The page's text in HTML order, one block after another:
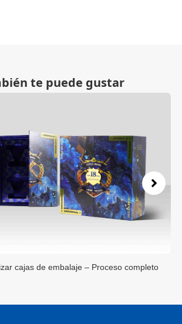
te puede gustar
cajas de embalaje – Proceso completo